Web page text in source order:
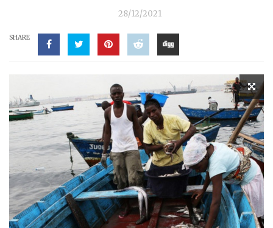
28/12/2021
SHARE